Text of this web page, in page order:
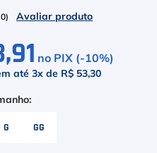
Inni
Robin Soderling
0)
no PIX (-10%)
até3x de R$ 53,30
G GG